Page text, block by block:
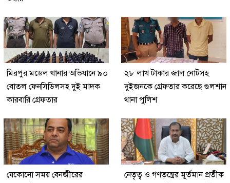
মিরপুর মডেল থানার অভিযানে ৯০
বোতল ফেনসিডিলসহ দুই মাদক
কারবারি গ্রেফতার
২৮ লাখ টাকার জাল নোটসহ
দুইজনকে গ্রেফতার করেছে গুলশান
থানা পুলিশ
যেকোনো সময় বেনজীরের
নেতৃত্ব ও গণতন্ত্রের মূর্তমান প্রতীক